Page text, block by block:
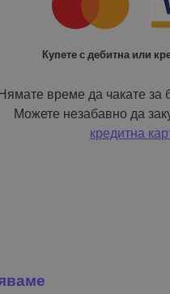
Купете с дебитна или
време да чакате за
Можете незабавно да
кредитна